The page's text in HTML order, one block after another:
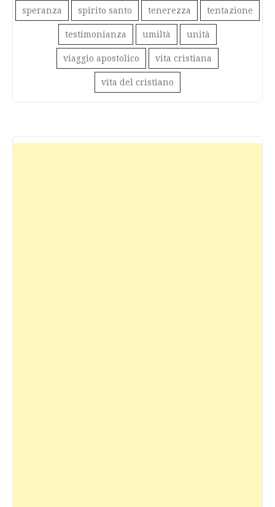
speranza spirito santo tenerezza tentazione
testimonianza umiltà unità
viaggio apostolico vita cristiana
vita del cristiano